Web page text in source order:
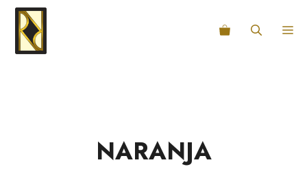
Saltar
contenido
NARANJA